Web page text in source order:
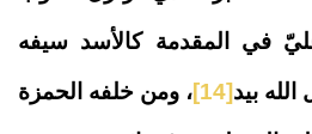
في المقدمة كالأسد سيفه
بيد[14]، ومن خلفه الحمزة